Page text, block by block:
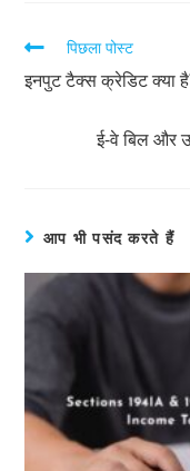
पिछला पोस्ट
इनपुट टैक्स क्रेडिट क्या
ई-वे बिल और
आप भी पसंद करते हैं